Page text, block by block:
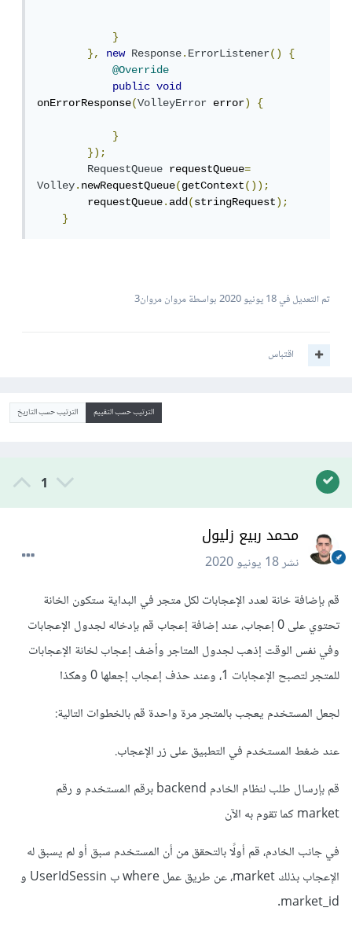
}
},
new Response.ErrorListener()
{
@Override
public
void
onErrorResponse(VolleyError error) {
}
});
RequestQueue requestQueue=
Volley.newRequestQueue(getContext());
        requestQueue
.add(stringRequest);
}
تم التعديل في18 يونيو 2020 بواسطة مروان مروان3
اقتباس
الترتيب حسب التقييم الترتيب حسب التاريخ
1
محمد ربيع زليول
نشر18 يونيو 2020
قم بإضافة خانة لعدد الإعجابات لكل متجر في البداية ستكون الخانة
تحتوي على 0 إعجاب، عند إضافة إعجاب قم بإدخاله لجدول الإعجابات
وفي نفس الوقت إذهب لجدول المتاجر وأضف إعجاب لخانة الإعجابات
للمتجر لتصبح الإعجابات 1، وعند حذف إعجاب إجعلها 0 وهكذا
لجعل المستخدم يعجب بالمتجر مرة واحدة قم بالخطوات التالية:
عند ضغط المستخدم في التطبيق على زر الإعجاب.
قم بإرسال طلب لنظام الخادم backend برقم المستخدم و رقم
market كما تقوم به الآن
في جانب الخادم، قم أولًا بالتحقق من أن المستخدم سبق أو لم يسبق له
الإعجاب بذلك market، عن طريق عمل where ب UserIdSessin و
market_id.